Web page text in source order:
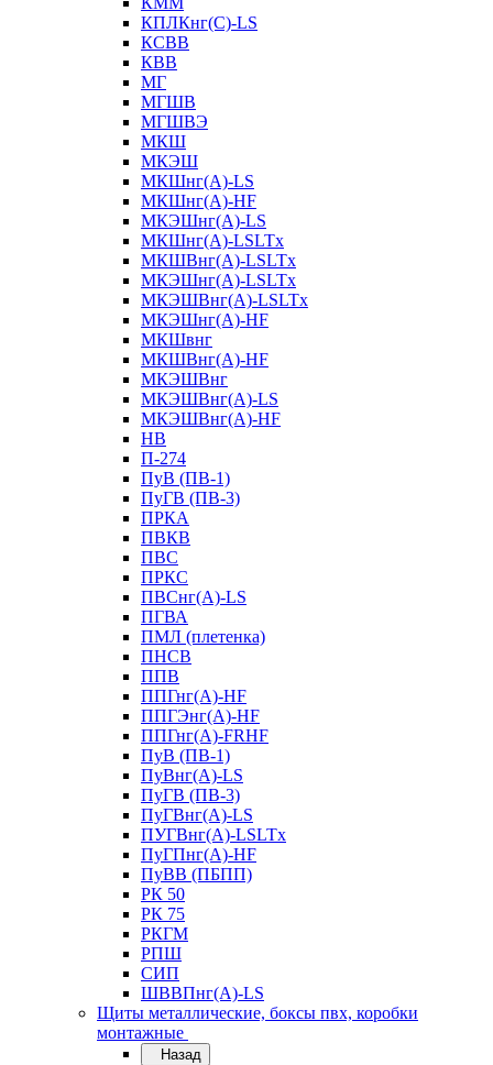
КПЛКнг(C)-LS
КСВВ
КВВ
МГ
МГШВ
МГШВЭ
МКШ
МКЭШ
МКШнг(А)-LS
МКШнг(А)-HF
МКЭШнг(А)-LS
МКШнг(А)-LSLTx
МКШВнг(A)-LSLTx
МКЭШнг(А)-LSLTx
МКЭШВнг(A)-LSLTx
МКЭШнг(А)-HF
МКШвнг
МКШВнг(А)-HF
МКЭШВнг
МКЭШВнг(А)-LS
МКЭШВнг(А)-HF
НВ
П-274
ПуВ (ПВ-1)
ПуГВ (ПВ-3)
ПРКА
ПВКВ
ПВС
ПРКС
ПВСнг(А)-LS
ПГВА
ПМЛ (плетенка)
ПНСВ
ППВ
ППГнг(А)-HF
ППГЭнг(А)-HF
ППГнг(А)-FRHF
ПуВ (ПВ-1)
ПуВнг(А)-LS
ПуГВ (ПВ-3)
ПуГВнг(А)-LS
ПУГВнг(А)-LSLTx
ПуГПнг(А)-HF
ПуВВ (ПБПП)
РК 50
РК 75
РКГМ
РПШ
СИП
ШВВПнг(А)-LS
Щиты металлические, боксы пвх, коробки
монтажные
Назад